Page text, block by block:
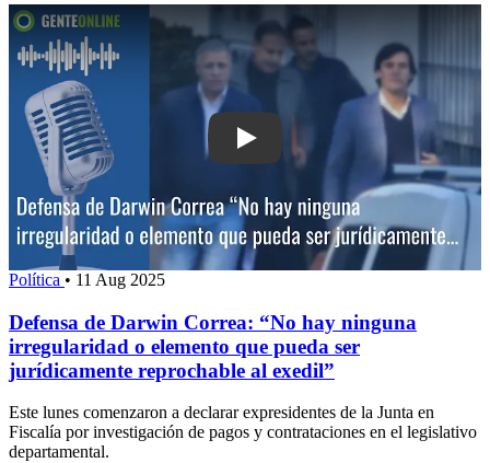
Play: Defensa de Darwin Correa: “No
Política • 11 Aug 2025
Defensa de Darwin Correa: “No hay ninguna
irregularidad o elemento que pueda ser
jurídicamente reprochable al exedil”
Este lunes comenzaron a declarar expresidentes de la Junta en
Fiscalía por investigación de pagos y contrataciones en el legislativo
departamental.